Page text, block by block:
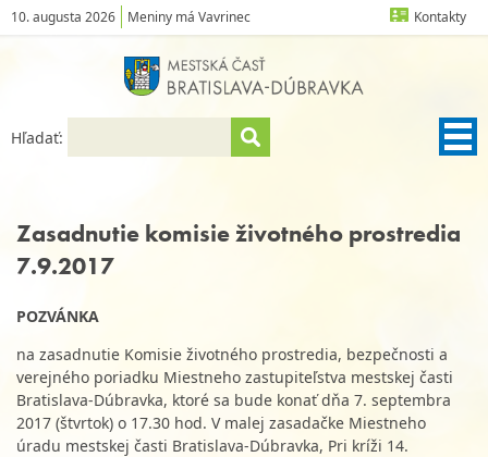
10. augusta 2026 Meniny má Vavrinec Kontakty
Hľadať:
Zasadnutie komisie životného prostredia
7.9.2017
POZVÁNKA
na zasadnutie Komisie životného prostredia, bezpečnosti a
verejného poriadku Miestneho zastupiteľstva mestskej časti
Bratislava-Dúbravka, ktoré sa bude konať dňa 7. septembra
2017 (štvrtok) o 17.30 hod. V malej zasadačke Miestneho
úradu mestskej časti Bratislava-Dúbravka, Pri kríži 14.